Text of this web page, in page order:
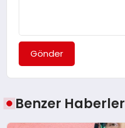
Gönder
Benzer Haberler